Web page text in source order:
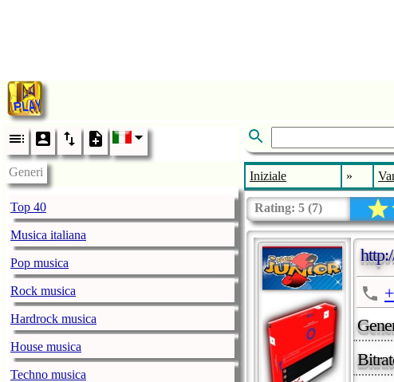
Generi
Top 40
Musica italiana
Pop musica
Rock musica
Hardrock musica
House musica
Techno musica
Iniziale »
Rating: 5 (7)